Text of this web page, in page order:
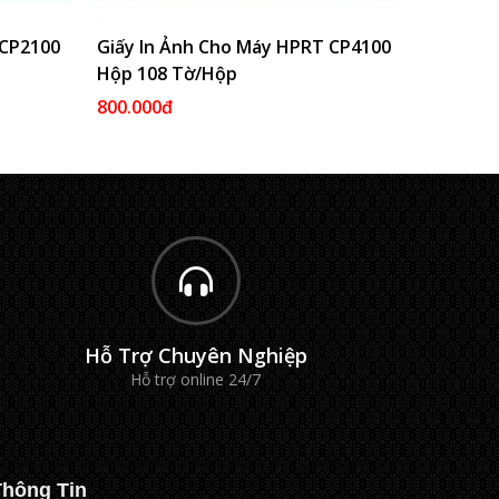
Giỏ Thêm Vào Giỏ
Giấy In Ảnh Cho Máy HPRT CP4100
Hộp 108 Tờ/hộp
800.000đ
Hỗ Trợ Chuyên Nghiệp
Hỗ trợ online 24/7
Tin